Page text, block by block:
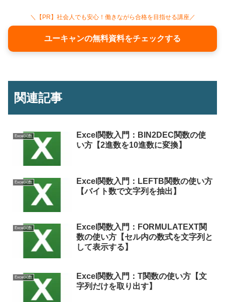
＼【PR】社会人でも安心！働きながら合格を目指せる講座／
ユーキャンの無料資料をチェックする
関連記事
Excel関数
Excel関数入門：BIN2DEC関数の使
い方【2進数を10進数に変換】
Excel関数
Excel関数入門：LEFTB関数の使い方
【バイト数で文字列を抽出】
Excel関数
Excel関数入門：FORMULATEXT関
数の使い方【セル内の数式を文字列と
して表示する】
Excel関数
Excel関数入門：T関数の使い方【文
字列だけを取り出す】